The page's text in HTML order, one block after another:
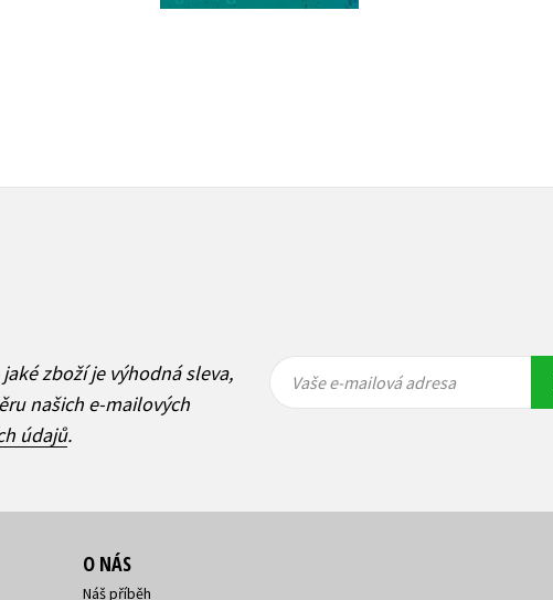
zboží je výhodná sleva,
našich e-mailových
údajů.
mailová
mailová
Vaše e-mailová adresa
O NÁS
Náš příběh